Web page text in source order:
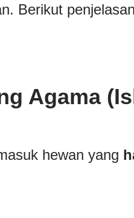
Berikut
Agama
hewan yang